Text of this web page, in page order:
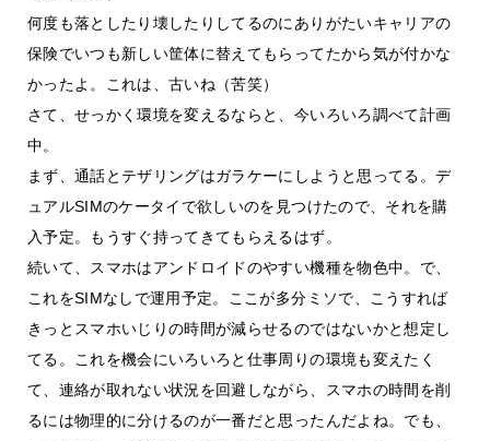
何度も落としたり壊したりしてるのにありがたいキャリアの
保険でいつも新しい筐体に替えてもらってたから気が付かな
かったよ。これは、古いね（苦笑）
さて、せっかく環境を変えるならと、今いろいろ調べて計画
中。
まず、通話とテザリングはガラケーにしようと思ってる。デ
ュアルSIMのケータイで欲しいのを見つけたので、それを購
入予定。もうすぐ持ってきてもらえるはず。
続いて、スマホはアンドロイドのやすい機種を物色中。で、
これをSIMなしで運用予定。ここが多分ミソで、こうすれば
きっとスマホいじりの時間が減らせるのではないかと想定し
てる。これを機会にいろいろと仕事周りの環境も変えたく
て、連絡が取れない状況を回避しながら、スマホの時間を削
るには物理的に分けるのが一番だと思ったんだよね。でも、